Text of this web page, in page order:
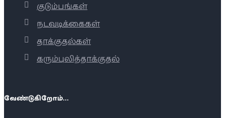
குடும்பங்கள்
நடவடிக்கைகள்
தாக்குதல்கள்
கரும்புலித்தாக்குதல்
வேண்டுகிறோம்...